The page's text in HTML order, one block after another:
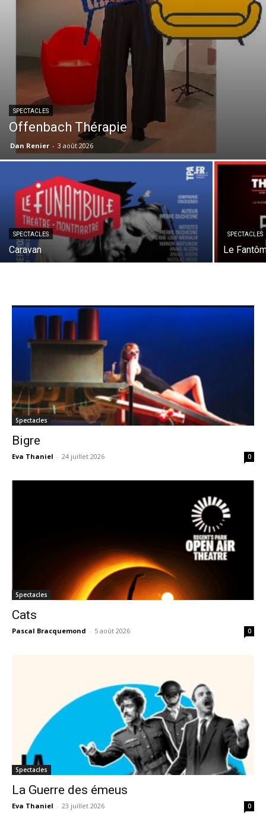
SPECTACLES
Offenbach Thérapie
Dan Renier - 3 août 2026
SPECTACLES
Caravan
SPECTACLES
Le
Spectacles
Bigre
Eva Thaniel - 24 juillet 2026 0
Spectacles
Cats
Pascal Bracquemond - 5 août 2026 0
Spectacles
La Guerre des émeus
Eva Thaniel - 23 juillet 2026 0